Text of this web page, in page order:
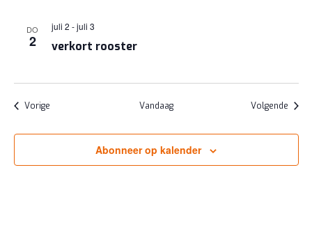
DO
2 verkort rooster
juli 2 -juli 3
VorigeEvenementen Vandaag Volgende
Abonneer op kalender